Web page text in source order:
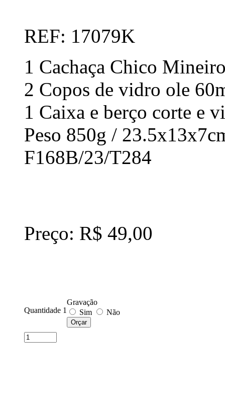
REF: 17079K
1 Cachaça Chico
2 Copos de vidro ole
1 Caixa e berço corte e
Peso 850g /
F168B/23/T284
Preço: R$ 49,00
Quantidade 1
Gravação
Sim
Não